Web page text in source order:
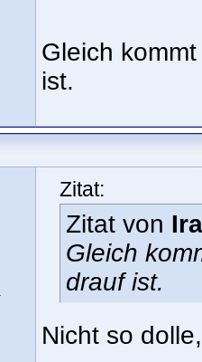
Gleich
ist.
Zitat:
Zitat von
Gleich
drauf ist.
Nicht so